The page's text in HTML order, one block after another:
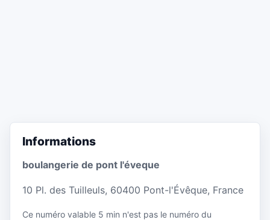
Informations
boulangerie de pont l'éveque
10 Pl. des Tuilleuls, 60400 Pont-l'Évêque, France
Ce numéro valable 5 min n'est pas le numéro du